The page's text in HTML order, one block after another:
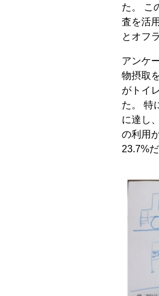
た。 こ
査を活
とオフ
アンケ
物摂取
がトイ
た。 特
に達し
の利用
23.7%だ